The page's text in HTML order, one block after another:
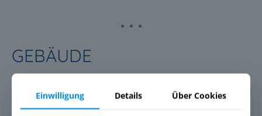
GEBÄUDE
Beispiele
Einwilligung Details Über Cookies